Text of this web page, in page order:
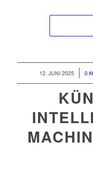
12. JUNI 2025
/ 0